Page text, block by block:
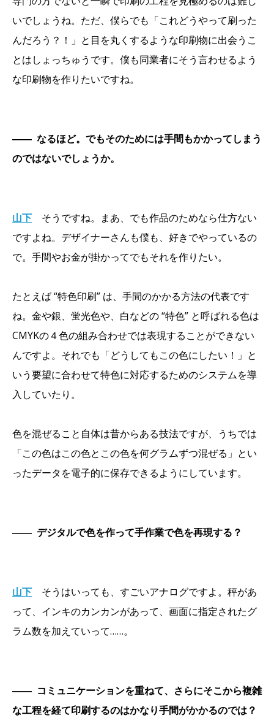
いでしょうね。ただ、僕らでも「これどうやって刷った
んだろう？！」と目を丸くするような印刷物に出会うこ
とはしょっちゅうです。僕も同業者にそう言わせるよう
な印刷物を作りたいですね。
―― なるほど。でもそのためには手間もかかってしまう
のではないでしょうか。
山下
そうですね。まあ、でも作品のためなら仕方ない
ですよね。デザイナーさんも僕も、好きでやっているの
で。手間やお金が掛かってでもそれを作りたい。
たとえば “特色印刷” は、手間のかかる方法の代表です
ね。金や銀、蛍光色や、白などの “特色” と呼ばれる色は
CMYKの４色の組み合わせでは表現することができない
んですよ。それでも「どうしてもこの色にしたい！」と
いう要望に合わせて特色に対応するためのシステムを導
入していたり。
色を混ぜること自体は昔からある技法ですが、うちでは
「この色はこの色とこの色を何グラムずつ混ぜる」とい
ったデータを電子的に保存できるようにしています。
―― デジタルで色を作って手作業で色を再現する？
山下
そうはいっても、すごいアナログですよ。秤があ
って、インキのカンカンがあって、画面に指定されたグ
ラム数を加えていって……。
―― コミュニケーションを重ねて、さらにそこから複雑
な工程を経て印刷するのはかなり手間がかかるのでは？